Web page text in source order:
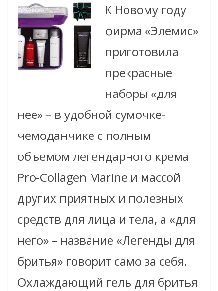
К Новому году
фирма «Элемис»
приготовила
прекрасные
наборы «для
нее» – в удобной сумочке-
чемоданчике с полным
объемом легендарного крема
Pro-Collagen Marine и массой
других приятных и полезных
средств для лица и тела, а «для
него» – название «Легенды для
бритья» говорит само за себя.
Охлаждающий гель для бритья